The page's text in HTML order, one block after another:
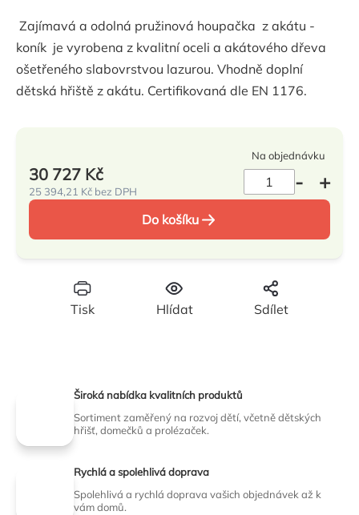
je
0,0
z
5
Zajímavá a odolná pružinová houpačka z akátu -
koník je vyrobena z kvalitní oceli a akátového dřeva
ošetřeného slabovrstvou lazurou. Vhodně doplní
dětská hřiště z akátu. Certifikovaná dle EN 1176.
Tisk Hlídat Sdílet
Na objednávku
30 727 Kč
25 394,21 Kč bez DPH
Měrná
cena:
Do košíku
Široká nabídka kvalitních produktů
Sortiment zaměřený na rozvoj dětí, včetně dětských
hřišť, domečků a prolézaček.
Rychlá a spolehlivá doprava
Spolehlivá a rychlá doprava vašich objednávek až k
vám domů.